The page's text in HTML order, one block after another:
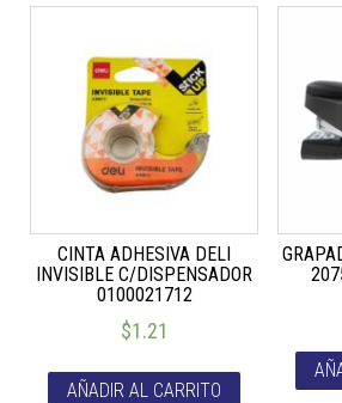
CINTA ADHESIVA DELI
INVISIBLE C/DISPENSADOR
0100021712
$1.21
AÑADIR AL CARRITO